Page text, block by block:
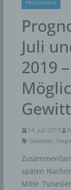
PROGNOSEN
Juli
2019
14. Juli 2019
Gewitter,
späten
Mitte